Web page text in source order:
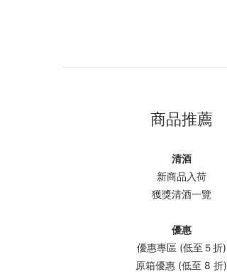
商品推薦
清酒
新商品入荷
獲獎清酒一覽
優惠
優惠專區 (低至５折)
原箱優惠 (低至 8 折)